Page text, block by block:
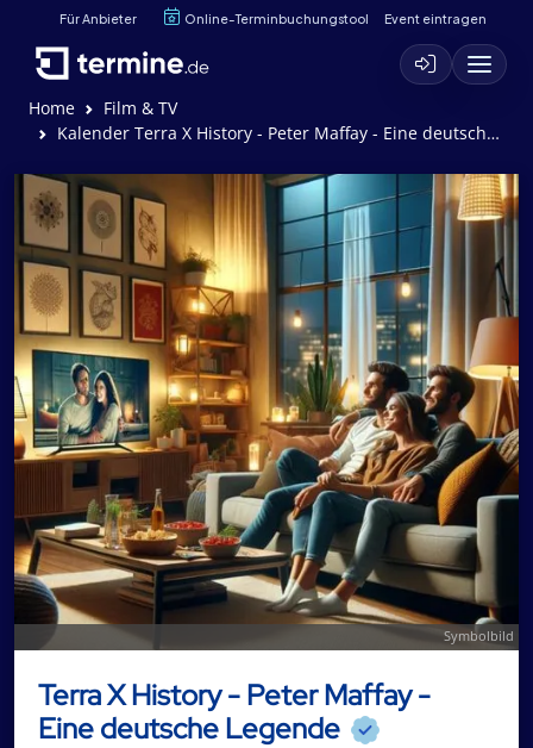
Für Anbieter Online-Terminbuchungstool Event eintragen
Home
Film & TV
Kalender Terra X History - Peter Maffay - Eine deutsche Legende
Symbolbild
Terra X History - Peter Maffay -
Eine deutsche Legende